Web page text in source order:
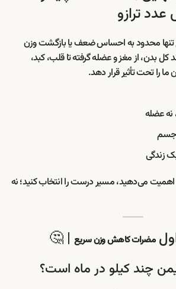
ترازو
تنها محدود به احساس ضعف یا بازگشت وزن
کل بدن، از مغز و عضله گرفته تا قلب، کبد،
را تحت تأثیر قرار دهد.
عضله
جسم
زندگی
اهمیت می‌دهید، مسیر درست را انتخاب کنید؛ نه
مضرات کاهش وزن سریع| 🤔